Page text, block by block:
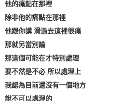
他的痛點在那裡
除非他的痛點在那裡
他跟你講 滑過去這裡很痛
那就另當別論
那這個可能在才特別處理
要不然是不必 所以處理上
我認為目前還沒有一個地方
說不可以處理的